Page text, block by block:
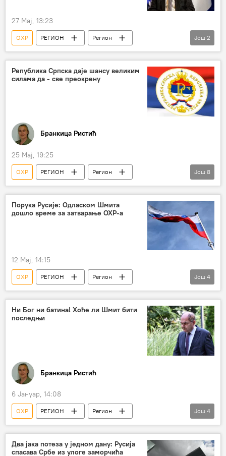
27 Мај, 13:23
ОХР РЕГИОН
Регион
Регион – политика
Босна и Херцеговина (БиХ)
Још 2
Република Српска даје шансу великим
силама да - све преокрену
Бранкица Ристић
25 Мај, 19:25
ОХР РЕГИОН
Регион
Регион – политика
Босна и Херцеговина (БиХ)
Република Српска (РС)
Кристијан Шмит
Још 8
Порука Русије: Одласком Шмита
дошло време за затварање ОХР-а
12 Мај, 14:15
ОХР РЕГИОН
Регион
Регион – политика
Република Српска (РС)
Босна и Херцеговина (БиХ)
Русија
Још 4
Ни Бог ни батина! Хоће ли Шмит бити
последњи
Бранкица Ристић
6 Јануар, 14:08
ОХР РЕГИОН
Регион
Регион – политика
Босна и Херцеговина (БиХ)
Још 4
Два јака потеза у једном дану: Русија
спасава Србе из улоге заморчића